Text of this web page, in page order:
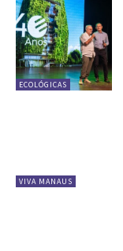
ECOLÓGICAS
VIVA MANAUS